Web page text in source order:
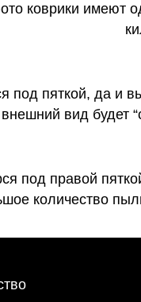
коврики имеют
под пяткой, да и
внешний вид будет
под правой
количество